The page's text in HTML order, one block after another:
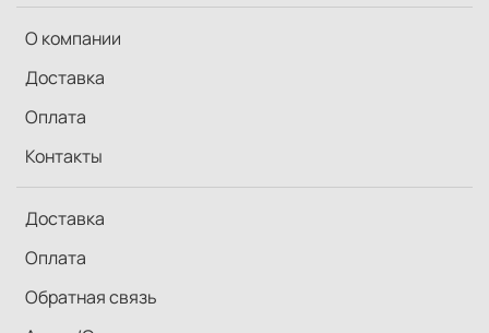
О компании
Доставка
Оплата
Контакты
Доставка
Оплата
Обратная связь